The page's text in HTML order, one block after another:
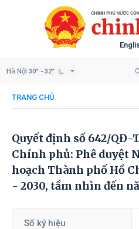
Hà Nội 30° - 32°
TRANG CHỦ
Quyết định số 642/QĐ-
Chính phủ: Phê duyệt
hoạch Thành phố Hồ
- 2030, tầm nhìn đến
Số ký hiệu